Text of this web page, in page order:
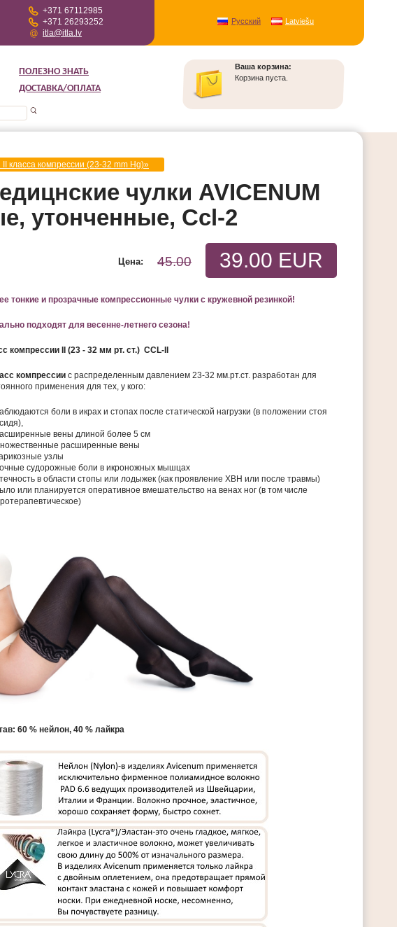
ПОЛЕЗНО ЗНАТЬ
ДОСТАВКА/ОПЛАТА
Ваша корзина:
Корзина пуста.
+371 67112985
+371 26293252
itla@itla.lv
Русский Latviešu
класса компрессии (23-32 mm Hg)»
чулки AVICENUM
утонченные, Ccl-2
39.00 EUR
45.00
Цена:
тонкие и прозрачные компрессионные чулки с кружевной резинкой!
подходят для весенне-летнего сезона!
компрессии II (23 - 32 мм рт. ст.) CCL-II
компрессии c распределенным давлением 23-32 мм.рт.ст. разработан для
применения для тех, у кого:
боли в икрах и стопах после статической нагрузки (в положении стоя
вены длиной более 5 см
расширенные вены
узлы
судорожные боли в икроножных мышцах
в области стопы или лодыжек (как проявление ХВН или после травмы)
или планируется оперативное вмешательство на венах ног (в том числе
60 % нейлон, 40 % лайкра